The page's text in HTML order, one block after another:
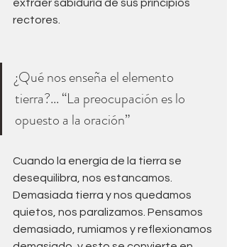
extraer sabiduría de sus principios
rectores.
¿Qué nos enseña el elemento
tierra?... “La preocupación es lo
opuesto a la oración”
Cuando la energía de la tierra se
desequilibra, nos estancamos.
Demasiada tierra y nos quedamos
quietos, nos paralizamos. Pensamos
demasiado, rumiamos y reflexionamos